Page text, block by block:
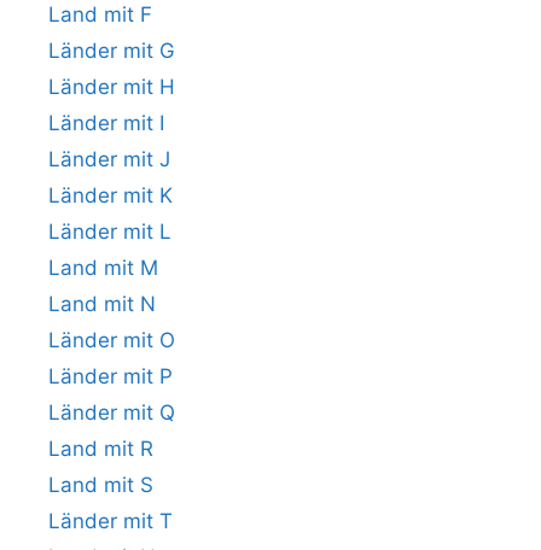
Land mit F
Länder mit G
Länder mit H
Länder mit I
Länder mit J
Länder mit K
Länder mit L
Land mit M
Land mit N
Länder mit O
Länder mit P
Länder mit Q
Land mit R
Land mit S
Länder mit T